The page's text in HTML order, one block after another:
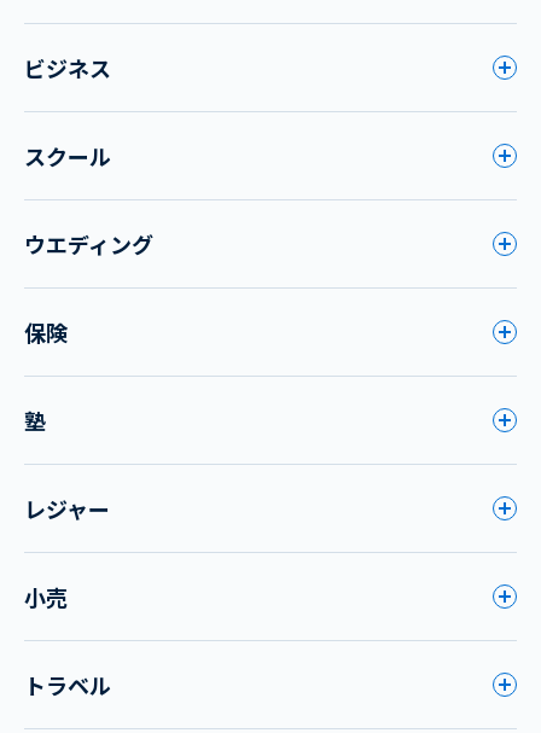
ビジネス
スクール
ウエディング
保険
塾
レジャー
小売
トラベル